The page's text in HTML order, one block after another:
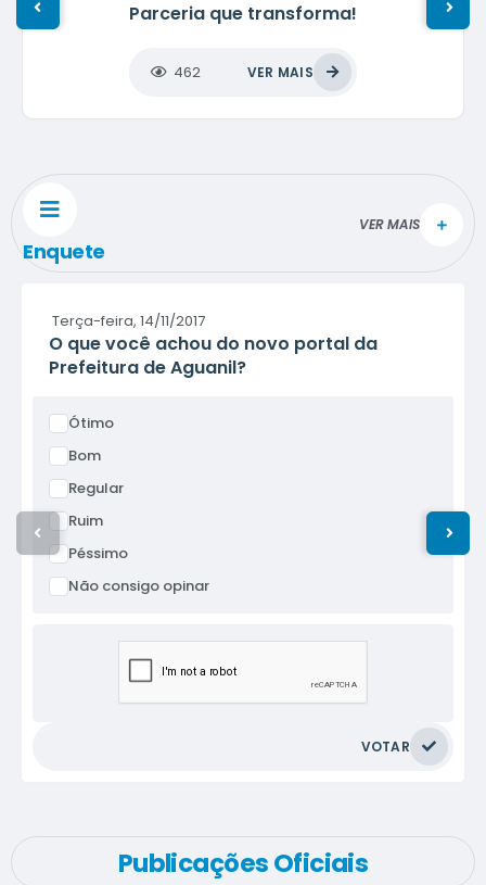
Parceria que transforma!
462 VER MAIS
Enquete
VER MAIS
Terça-feira 14/11/2017
O que você achou do novo portal da
Prefeitura de Aguanil?
Ótimo
Bom
Regular
Ruim
Péssimo
Não consigo opinar
VOTAR
Publicações Oficiais